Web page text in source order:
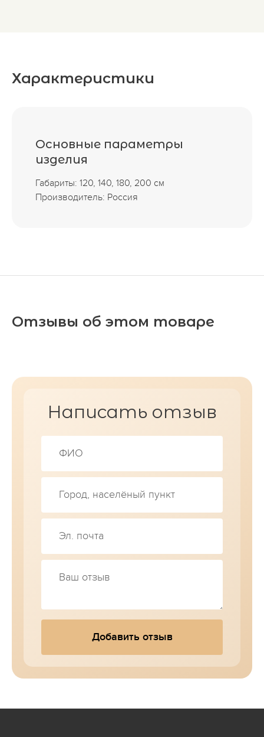
Характеристики
Основные параметры
изделия
Габариты: 120, 140, 180, 200 см
Производитель: Россия
Отзывы об этом товаре
Написать отзыв
Добавить отзыв